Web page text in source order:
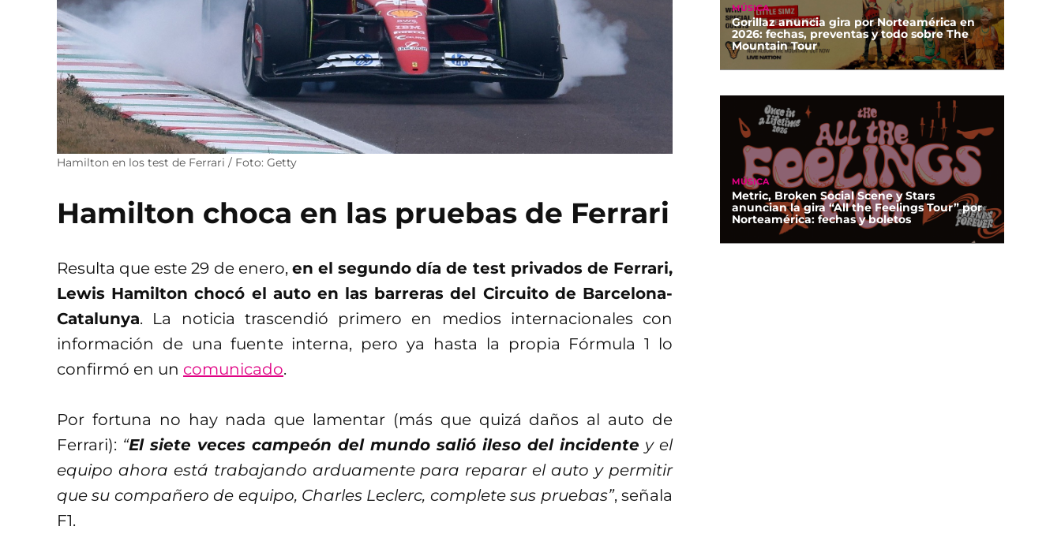
Hamilton en los test de Ferrari / Foto: Getty
Hamilton choca en las pruebas de Ferrari
Resulta que este 29 de enero, en el segundo día de test privados de Ferrari,
Lewis Hamilton chocó el auto en las barreras del Circuito de Barcelona-
Catalunya. La noticia trascendió primero en medios internacionales con
información de una fuente interna, pero ya hasta la propia Fórmula 1 lo
confirmó en un comunicado.
Por fortuna no hay nada que lamentar (más que quizá daños al auto de
Ferrari): “El siete veces campeón del mundo salió ileso del incidente y el
equipo ahora está trabajando arduamente para reparar el auto y permitir
que su compañero de equipo, Charles Leclerc, complete sus pruebas”, señala
F1.
MÚSICA
Gorillaz anuncia gira por Norteamérica en
2026: fechas, preventas y todo sobre The
Mountain Tour
MÚSICA
Metric, Broken Social Scene y Stars
anuncian la gira “All the Feelings Tour” por
Norteamérica: fechas y boletos